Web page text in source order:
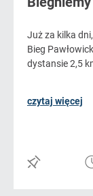
Już za kilka
Bieg
dystansie 2,5
czytaj więcej